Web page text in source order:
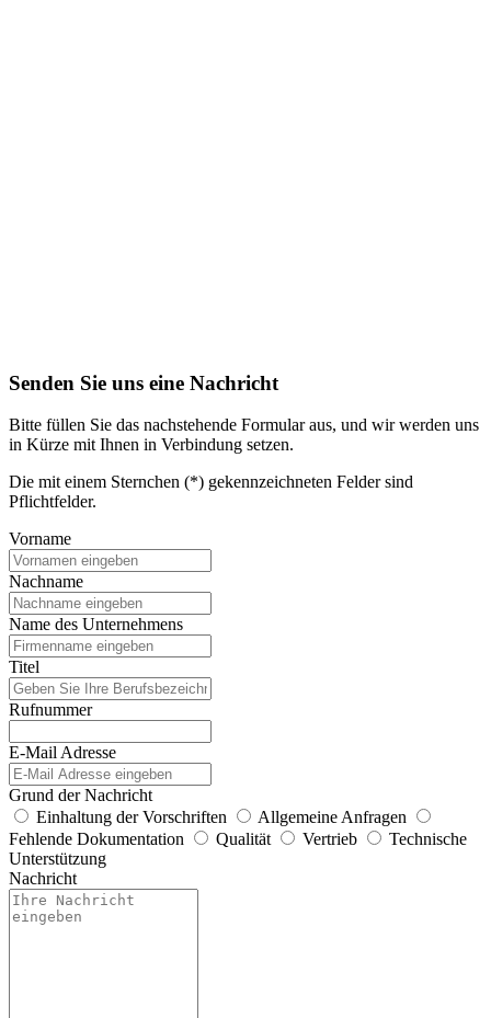
Senden Sie uns eine Nachricht
Bitte füllen Sie das nachstehende Formular aus, und wir werden uns
in Kürze mit Ihnen in Verbindung setzen.
Die mit einem Sternchen (*) gekennzeichneten Felder sind
Pflichtfelder.
Vorname
Nachname
Name des Unternehmens
Titel
Rufnummer
E-Mail Adresse
Grund der Nachricht
Einhaltung der Vorschriften
Allgemeine Anfragen
Fehlende Dokumentation
Qualität Vertrieb
Technische
Unterstützung
Nachricht